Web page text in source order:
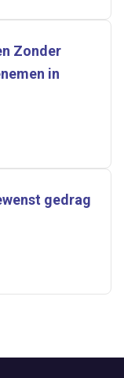
Zonder
in
gedrag